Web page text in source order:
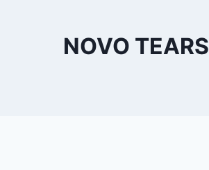
NOVO TEARS